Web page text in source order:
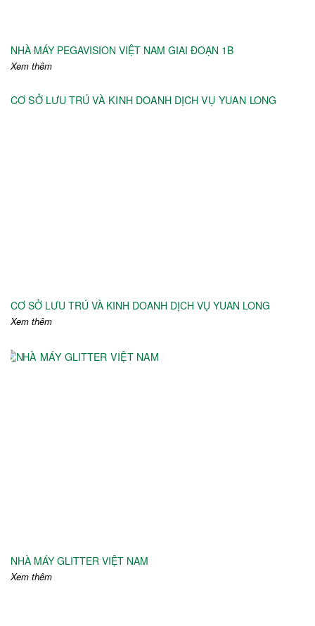
NHÀ MÁY PEGAVISION VIỆT NAM️ GIAI ĐOẠN 1B
Xem thêm
CƠ SỞ LƯU TRÚ VÀ KINH DOANH DỊCH VỤ YUAN LONG
Xem thêm
NHÀ MÁY GLITTER VIỆT NAM
Xem thêm